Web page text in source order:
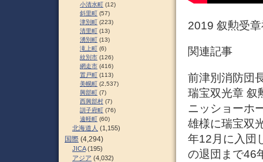
2019 叙勲受
関連記事
前津別消防団
瑞宝双光章 叙
ニッショーホ
雄様に瑞宝双
年12月に入団
の退団まで46
小清水町 (12)
斜里町 (57)
津別町 (223)
清里町 (13)
湧別町 (13)
滝上町 (6)
紋別市 (126)
網走市 (416)
置戸町 (113)
美幌町 (2,537)
興部町 (7)
西興部村 (7)
訓子府町 (76)
遠軽町 (60)
北海道人 (1,155)
国際 (4,294)
JICA(195)
アジア (4,032)